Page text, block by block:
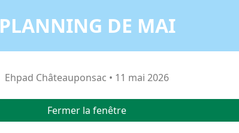
PLANNING DE MAI
Ehpad Châteauponsac • 11 mai 2026